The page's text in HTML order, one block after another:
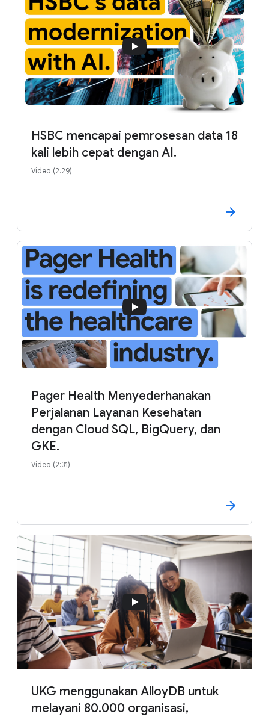
HSBC mencapai pemrosesan data 18
kali lebih cepat dengan AI.
Video (2.29)
Pager Health Menyederhanakan
Perjalanan Layanan Kesehatan
dengan Cloud SQL, BigQuery, dan
GKE.
Video (2:31)
UKG menggunakan AlloyDB untuk
melayani 80.000 organisasi,